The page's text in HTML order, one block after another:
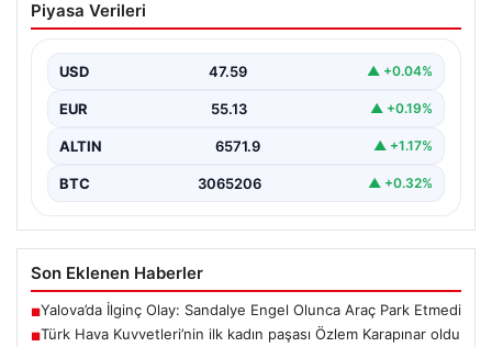
paşası Özlem Karapınar oldu
Piyasa Verileri
USD 47.59 ▲ +0.04%
EUR 55.13 ▲ +0.19%
ALTIN 6571.9 ▲ +1.17%
BTC 3065206 ▲ +0.32%
Son Eklenen Haberler
■Yalova’da İlginç Olay: Sandalye Engel Olunca Araç Park Etmedi
■Türk Hava Kuvvetleri’nin ilk kadın paşası Özlem Karapınar oldu